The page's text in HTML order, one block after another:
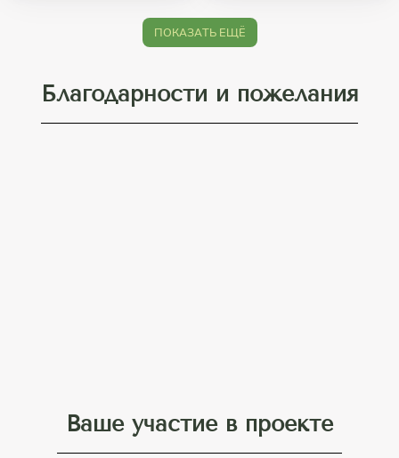
ПОКАЗАТЬ ЕЩЁ
Благодарности и пожелания
Ваше участие в проекте